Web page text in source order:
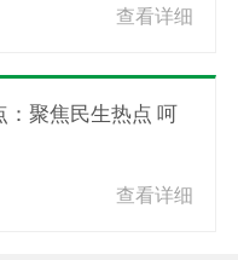
查看详细
聚焦民生热点 呵
查看详细